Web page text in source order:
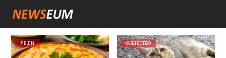
ЛЕДИ ОБЩЕСТВО